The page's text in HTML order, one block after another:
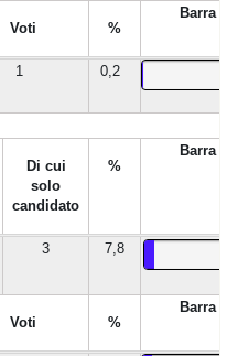
Voti %
Barra %
1 0,2
Di cui
solo
candidato
%
Barra %
3 7,8
Voti %
Barra %